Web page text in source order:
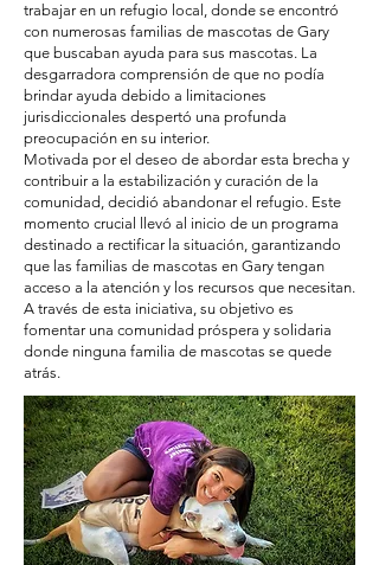
trabajar en un refugio local, donde se encontró
con numerosas familias de mascotas de Gary
que buscaban ayuda para sus mascotas. La
desgarradora comprensión de que no podía
brindar ayuda debido a limitaciones
jurisdiccionales despertó una profunda
preocupación en su interior.
Motivada por el deseo de abordar esta brecha y
contribuir a la estabilización y curación de la
comunidad, decidió abandonar el refugio. Este
momento crucial llevó al inicio de un programa
destinado a rectificar la situación, garantizando
que las familias de mascotas en Gary tengan
acceso a la atención y los recursos que necesitan.
A través de esta iniciativa, su objetivo es
fomentar una comunidad próspera y solidaria
donde ninguna familia de mascotas se quede
atrás.